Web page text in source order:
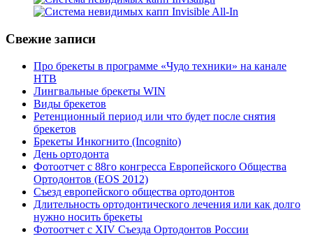
Свежие записи
Про брекеты в программе «Чудо техники» на канале
НТВ
Лингвальные брекеты WIN
Виды брекетов
Ретенционный период или что будет после снятия
брекетов
Брекеты Инкогнито (Incognito)
День ортодонта
Фотоотчет с 88го конгресса Европейского Общества
Ортодонтов (EOS 2012)
Съезд европейского общества ортодонтов
Длительность ортодонтического лечения или как долго
нужно носить брекеты
Фотоотчет с XIV Съезда Ортодонтов России